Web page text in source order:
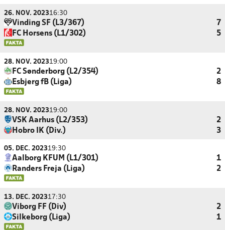
26. NOV. 202316:30
Vinding SF (L3/367)
7
FC Horsens (L1/302)
5
28. NOV. 202319:00
FC Sønderborg (L2/354)
2
Esbjerg fB (Liga)
8
28. NOV. 202319:00
VSK Aarhus (L2/353)
2
Hobro IK (Div.)
3
05. DEC. 202319:30
Aalborg KFUM (L1/301)
1
Randers Freja (Liga)
2
13. DEC. 202317:30
Viborg FF (Div)
2
Silkeborg (Liga)
1